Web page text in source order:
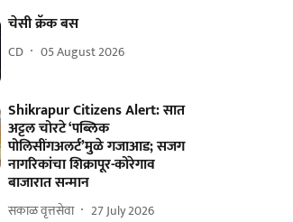
चेसी क्रॅक बस
CD 05 August 2026
Shikrapur Citizens Alert: सात
अट्टल चोरटे ‘पब्लिक
पोलिसींगअलर्ट’मुळे गजाआड; सजग
नागरिकांचा शिक्रापूर-कोरेगाव
बाजारात सन्मान
सकाळ वृत्तसेवा 27 July 2026